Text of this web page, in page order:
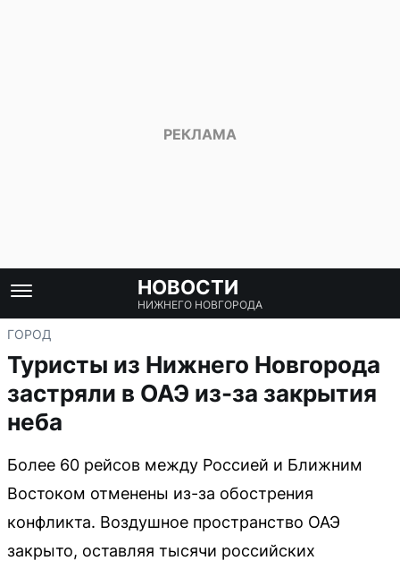
НОВОСТИ
НИЖНЕГО НОВГОРОДА
ГОРОД
Туристы из Нижнего Новгорода
застряли в ОАЭ из-за закрытия
неба
Более 60 рейсов между Россией и Ближним
Востоком отменены из-за обострения
конфликта. Воздушное пространство ОАЭ
закрыто, оставляя тысячи российских